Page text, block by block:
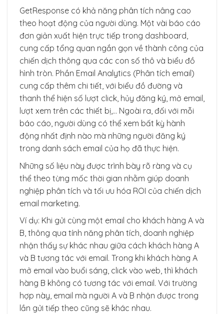
GetResponse có khả năng phân tích nâng cao
theo hoạt động của người dùng. Một vài báo cáo
đơn giản xuất hiện trực tiếp trong dashboard,
cung cấp tổng quan ngắn gọn về thành công của
chiến dịch thông qua các con số thô và biểu đồ
hình tròn. Phần Email Analytics (Phân tích email)
cung cấp thêm chi tiết, với biểu đồ đường và
thanh thể hiện số lượt click, hủy đăng ký, mở email,
lượt xem trên các thiết bị,… Ngoài ra, đối với mỗi
báo cáo, người dùng có thể xem bất kỳ hành
động nhất định nào mà những người đăng ký
trong danh sách email của họ đã thực hiện.
Những số liệu này được trình bày rõ ràng và cụ
thể theo từng mốc thời gian nhằm giúp doanh
nghiệp phân tích và tối ưu hóa ROI của chiến dịch
email marketing.
Ví dụ: Khi gửi cùng một email cho khách hàng A và
B, thông qua tính năng phân tích, doanh nghiệp
nhận thấy sự khác nhau giữa cách khách hàng A
và B tương tác với email. Trong khi khách hàng A
mở email vào buổi sáng, click vào web, thì khách
hàng B không có tương tác với email. Với trường
hợp này, email mà người A và B nhận được trong
lần gửi tiếp theo cũng sẽ khác nhau.